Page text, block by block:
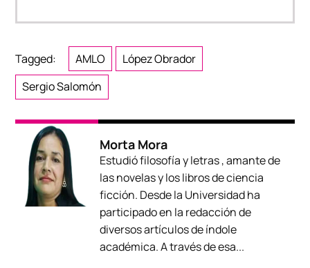
Tagged: AMLO
López Obrador
Sergio Salomón
Morta Mora
Estudió filosofía y letras , amante de
las novelas y los libros de ciencia
ficción. Desde la Universidad ha
participado en la redacción de
diversos artículos de índole
académica. A través de esa...